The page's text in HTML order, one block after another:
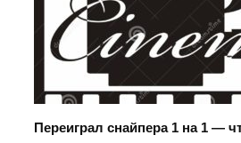
Переиграл снайпера 1 на 1 —